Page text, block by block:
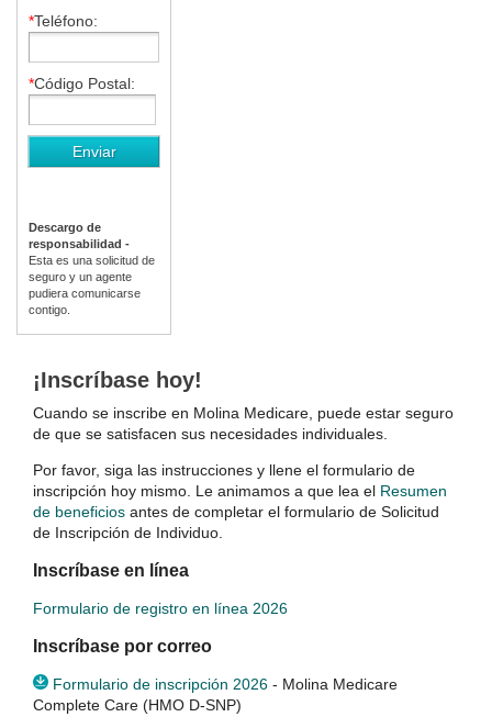
*Teléfono:
*Código Postal:
Descargo de
responsabilidad -
Esta es una solicitud de
seguro y un agente
pudiera comunicarse
contigo.
¡Inscríbase hoy!
Cuando se inscribe en Molina Medicare, puede estar seguro
de que se satisfacen sus necesidades individuales.
Por favor, siga las instrucciones y llene el formulario de
inscripción hoy mismo. Le animamos a que lea el Resumen
de beneficios antes de completar el formulario de Solicitud
de Inscripción de Individuo.
Inscríbase en línea
Formulario de registro en línea 2026
Inscríbase por correo
Formulario de inscripción 2026 - Molina Medicare
Complete Care (HMO D-SNP)